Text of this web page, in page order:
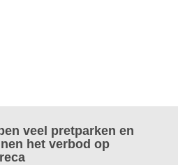
veel pretparken en
het verbod op